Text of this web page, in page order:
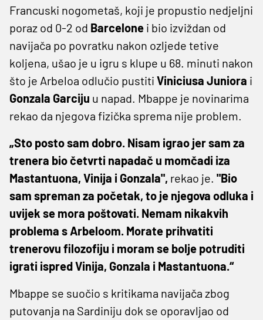
Francuski nogometaš, koji je propustio nedjeljni
poraz od 0-2 od Barcelone i bio izviždan od
navijača po povratku nakon ozljede tetive
koljena, ušao je u igru s klupe u 68. minuti nakon
što je Arbeloa odlučio pustiti Viniciusa Juniora i
Gonzala Garciju u napad. Mbappe je novinarima
rekao da njegova fizička sprema nije problem.
„Sto posto sam dobro. Nisam igrao jer sam za
trenera bio četvrti napadač u momčadi iza
Mastantuona, Vinija i Gonzala", rekao je. "Bio
sam spreman za početak, to je njegova odluka i
uvijek se mora poštovati. Nemam nikakvih
problema s Arbeloom. Morate prihvatiti
trenerovu filozofiju i moram se bolje potruditi
igrati ispred Vinija, Gonzala i Mastantuona.“
Mbappe se suočio s kritikama navijača zbog
putovanja na Sardiniju dok se oporavljao od